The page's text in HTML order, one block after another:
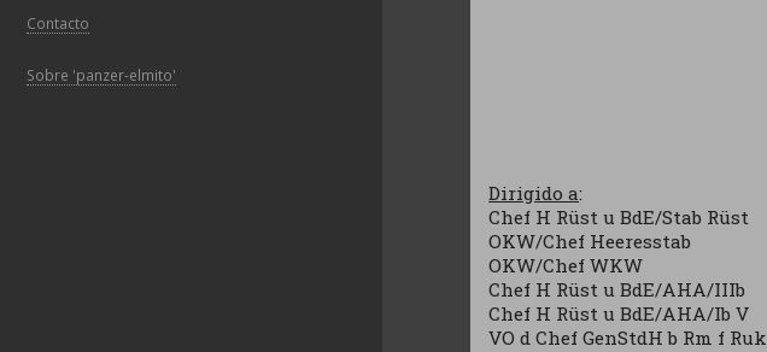
Dirigido a:
Chef H Rüst u BdE/Stab Rüst
OKW/Chef Heeresstab
OKW/Chef WKW
Chef H Rüst u BdE/AHA/IIIb
Chef H Rüst u BdE/AHA/Ib V
VO d Chef GenStdH b Rm f Ruk
Contacto
Sobre 'panzer-elmito'